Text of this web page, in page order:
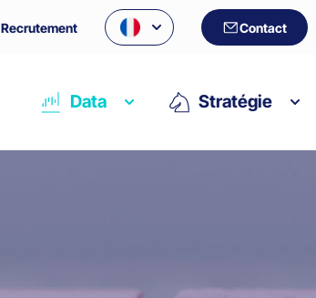
Recrutement Contact
Data Stratégie